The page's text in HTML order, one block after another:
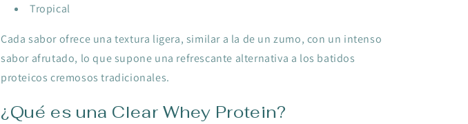
Tropical
Cada sabor ofrece una textura ligera, similar a la de un zumo, con un intenso
sabor afrutado, lo que supone una refrescante alternativa a los batidos
proteicos cremosos tradicionales.
¿Qué es una Clear Whey Protein?